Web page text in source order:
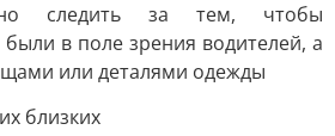
следить за тем, чтобы
в поле зрения водителей, а
или деталями одежды
близких